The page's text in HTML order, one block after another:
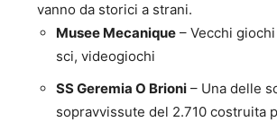
vanno da storici a strani.
Musee Mecanique – Vecchi
sci, videogiochi
SS Geremia O Brioni – Una delle
sopravvissute del 2.710 costruita